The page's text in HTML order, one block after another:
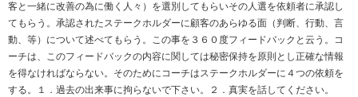
客と一緒に改善の為に働く人々）を選別してもらいその人選を依頼者に承認し
てもらう。承認されたステークホルダーに顧客のあらゆる面（判断、行動、言
動、等）について述べてもらう。この事を３６０度フィードバックと云う。コ
ーチは、このフィードバックの内容に関しては秘密保持を原則とし正確な情報
を得なければならない。そのためにコーチはステークホルダーに４つの依頼を
する。１．過去の出来事に拘らないで下さい。２．真実を話してください。